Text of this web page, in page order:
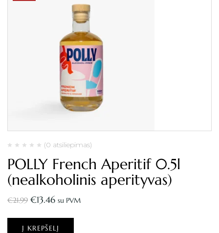
(0 atsiliepimas)
POLLY French Aperitif 0.5l
(nealkoholinis aperityvas)
€21.99 €13.46 su PVM
Į KREPŠELĮ